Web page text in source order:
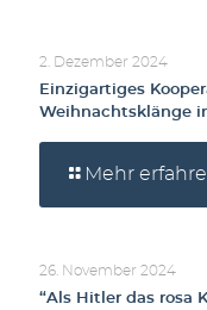
2. Dezember 2024
Einzigartiges
Weihnachtsklänge
Mehr
26. November 2024
“Als Hitler das rosa